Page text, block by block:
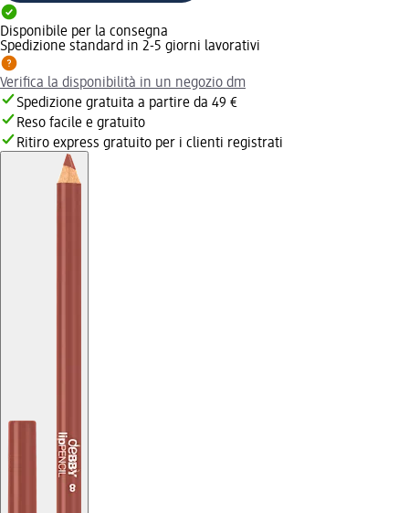
Disponibile per la consegna
Spedizione standard in 2-5 giorni lavorativi
Verifica la disponibilità in un negozio dm
Spedizione gratuita a partire da 49 €
Reso facile e gratuito
Ritiro express gratuito per i clienti registrati